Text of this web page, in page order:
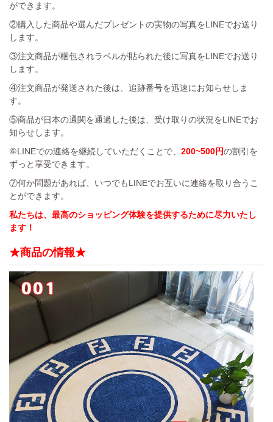
ができます。
②購入した商品や選んだプレゼントの実物の写真をLINEでお送り
します。
③注文商品が梱包されラベルが貼られた後に写真をLINEでお送り
します。
④注文商品が発送された後は、追跡番号を迅速にお知らせしま
す。
⑤商品が日本の通関を通過した後は、受け取りの状況をLINEでお
知らせします。
⑥LINEでの連絡を継続していただくことで、 200~500円の割引を
ずっと享受できます。
⑦何か問題があれば、いつでもLINEでお互いに連絡を取り合うこ
とができます。
私たちは、最高のショッピング体験を提供するために尽力いたし
ます！
★商品の情報★